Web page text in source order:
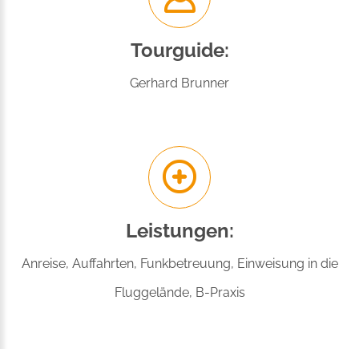
Tourguide:
Gerhard Brunner
Leistungen:
Anreise, Auffahrten, Funkbetreuung, Einweisung in die
Fluggelände, B-Praxis